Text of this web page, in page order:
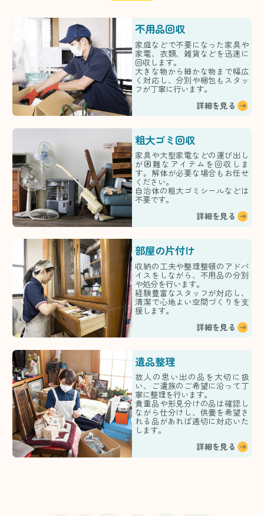
不用品回収
家庭などで不要になった家具や
家電、衣類、雑貨などを迅速に
回収します。
大きな物から細かな物まで幅広
く対応し、分別や梱包もスタッ
フが丁寧に行います。
詳細を見る
粗大ゴミ回収
家具や大型家電などの運び出し
が困難なアイテムを回収しま
す。解体が必要な場合もお任せ
ください。
自治体の粗大ゴミシールなどは
不要です。
詳細を見る
部屋の片付け
収納の工夫や整理整頓のアドバ
イスをしながら、不用品の分別
や処分を行います。
経験豊富なスタッフが対応し、
清潔で心地よい空間づくりを支
援します。
詳細を見る
遺品整理
故人の思い出の品を大切に扱
い、ご遺族のご希望に沿って丁
寧に整理を行います。
貴重品や形見分けの品は確認し
ながら仕分けし、供養を希望さ
れる品があれば適切に対応いた
します。
詳細を見る